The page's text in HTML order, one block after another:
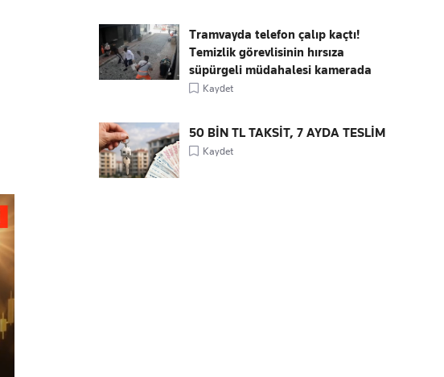
Tramvayda telefon çalıp kaçtı!
Temizlik görevlisinin hırsıza
süpürgeli müdahalesi kamerada
Kaydet
50 BİN TL TAKSİT, 7 AYDA TESLİM
Kaydet